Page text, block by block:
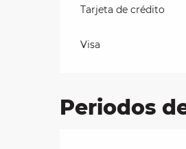
Tarjeta de crédito
Visa
Periodos